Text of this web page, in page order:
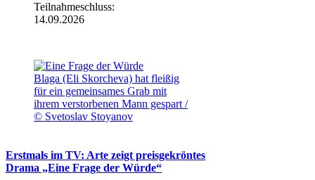
Teilnahmeschluss:
14.09.2026
Blaga (Eli Skorcheva) hat fleißig
für ein gemeinsames Grab mit
ihrem verstorbenen Mann gespart /
© Svetoslav Stoyanov
Erstmals im TV: Arte zeigt preisgekröntes
Drama „Eine Frage der Würde“